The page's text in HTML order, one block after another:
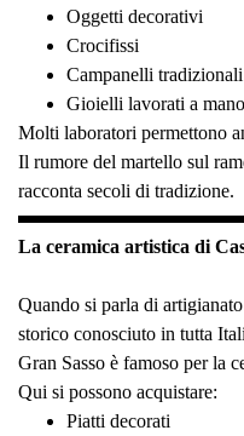
Oggetti decorativi
Crocifissi
Campanelli tradizionali
Gioielli lavorati a mano
Molti laboratori permettono
Il rumore del martello sul
racconta secoli di tradizione.
La ceramica artistica di
Quando si parla di
storico conosciuto in tutta
Gran Sasso è famoso per la
Qui si possono acquistare:
Piatti decorati